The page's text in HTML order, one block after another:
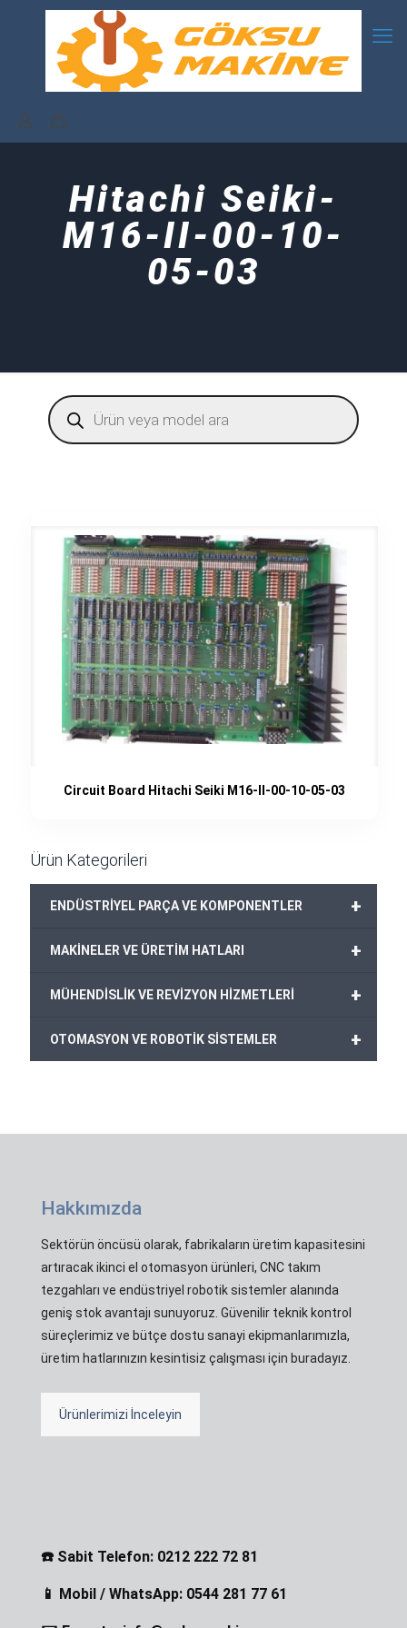
Hitachi Seiki-
M16-II-00-10-
05-03
Products
search
Circuit Board Hitachi Seiki M16-II-00-10-05-03
Ürün Kategorileri
+
ENDÜSTRİYEL PARÇA VE KOMPONENTLER
+
MAKİNELER VE ÜRETİM HATLARI
+
MÜHENDİSLİK VE REVİZYON HİZMETLERİ
+
OTOMASYON VE ROBOTİK SİSTEMLER
Hakkımızda
Sektörün öncüsü olarak, fabrikaların üretim kapasitesini
artıracak ikinci el otomasyon ürünleri, CNC takım
tezgahları ve endüstriyel robotik sistemler alanında
geniş stok avantajı sunuyoruz. Güvenilir teknik kontrol
süreçlerimiz ve bütçe dostu sanayi ekipmanlarımızla,
üretim hatlarınızın kesintisiz çalışması için buradayız.
Ürünlerimizi İnceleyin
☎️ Sabit Telefon: 0212 222 72 81
📱 Mobil / WhatsApp: 0544 281 77 61